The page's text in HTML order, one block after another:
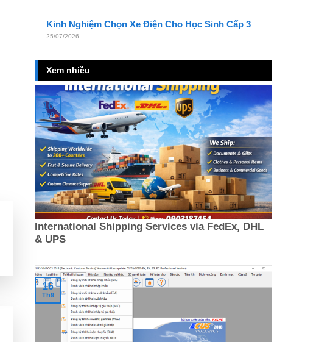
Kinh Nghiệm Chọn Xe Điện Cho Học Sinh Cấp 3
25/07/2026
Xem nhiều
International Shipping Services via FedEx, DHL
& UPS
16
Th9
16
Th9